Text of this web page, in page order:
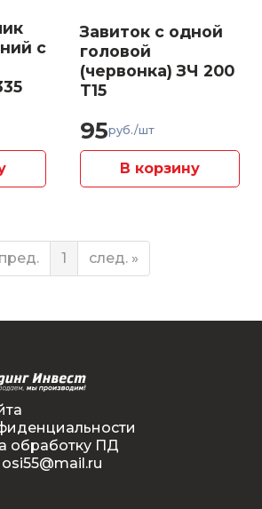
с
Завиток с одной
головой
(червонка) ЗЧ 200
Т15
95руб./шт
В корзину
1 след. »
обработку ПД